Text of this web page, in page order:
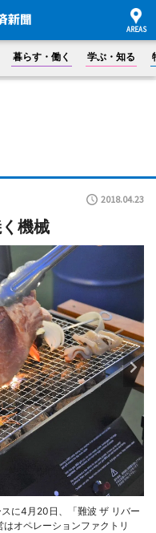
暮らす・働く 学ぶ・知る
2018.04.23
機械
に4月20日、「難波 ザ リバー
オペレーションファクトリ